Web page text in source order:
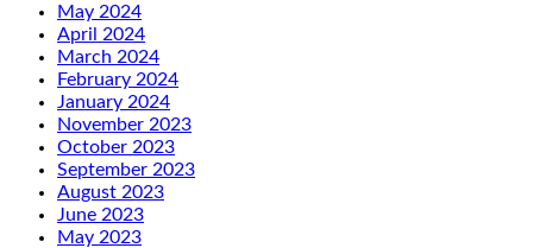
May 2024
April 2024
March 2024
February 2024
January 2024
November 2023
October 2023
September 2023
August 2023
June 2023
May 2023